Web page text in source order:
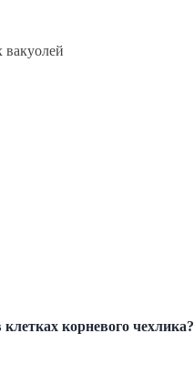
корневого чехлика?